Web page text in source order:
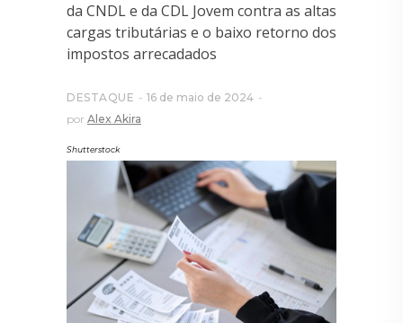
da CNDL e da CDL Jovem contra as altas
cargas tributárias e o baixo retorno dos
impostos arrecadados
DESTAQUE
16 de maio de 2024
por Alex Akira
Shutterstock